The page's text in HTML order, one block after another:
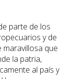
parte de los
y de
maravillosa que
la patria,
al país y